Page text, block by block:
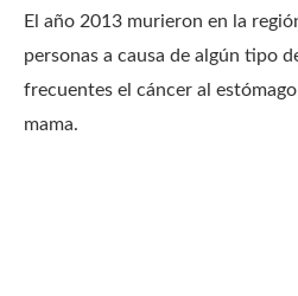
El año 2013 murieron en la
personas a causa de algún tipo
frecuentes el cáncer al
mama.